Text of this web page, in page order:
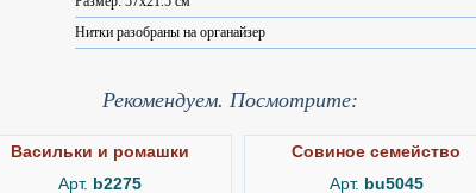
Нитки разобраны на органайзер
Рекомендуем. Посмотрите:
Васильки и ромашки
Арт. b2275
Совиное семейство
Арт. bu5045